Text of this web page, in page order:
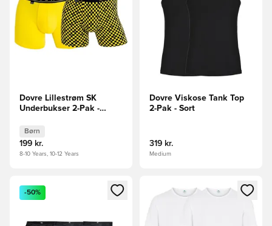
Dovre Lillestrøm SK
Underbukser 2-Pak -
Børn
199 kr.
8-10 Years, 10-12 Years
Dovre Viskose Tank Top
2-Pak - Sort
319 kr.
Medium
Åbner en Modal til at logge ind eller tilmelde dig som
-50%
Åbner en Modal til at logge